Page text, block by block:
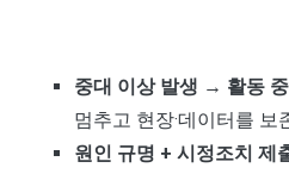
중대 이상 발생 → 활동
멈추고 현장·데이터를 보
원인 규명 + 시정조치 제